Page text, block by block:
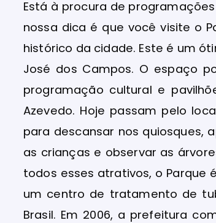
Está à procura de
nossa dica é que você visite o
histórico da cidade. Este é um
José dos Campos. O espaço
programação cultural e
Azevedo. Hoje passam pelo
para descansar nos quiosques,
as crianças e observar as
todos esses atrativos, o Parque
um centro de tratamento de
Brasil. Em 2006, a prefeitura